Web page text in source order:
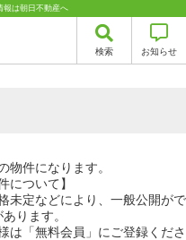
報は朝日不動産へ
検索 お知らせ
物件になります。
について】
未定などにより、一般公開がで
ります。
は「無料会員」にご登録くださ